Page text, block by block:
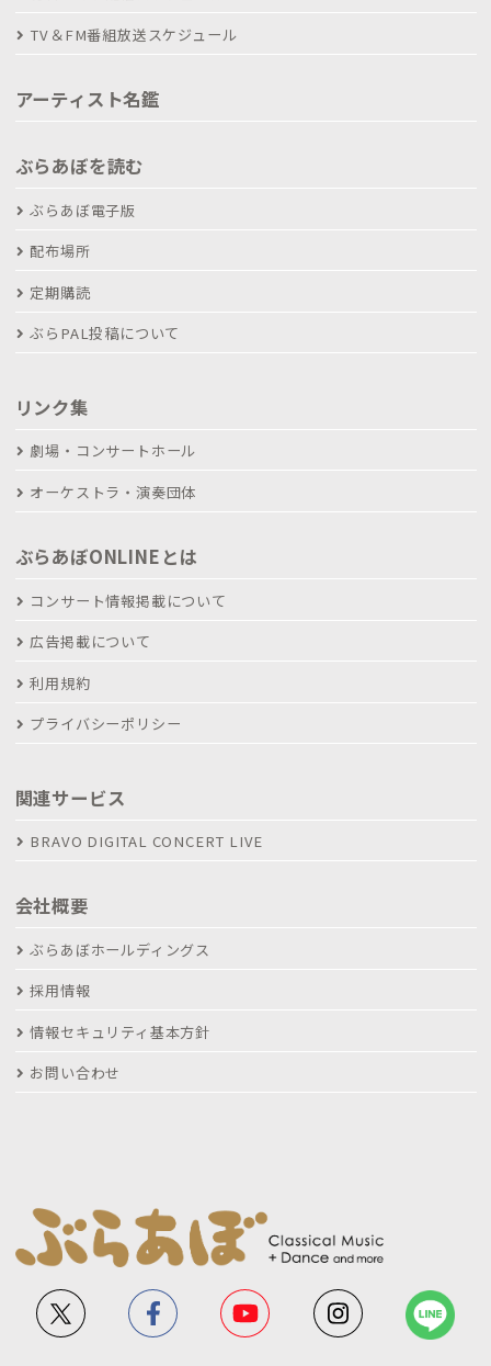
TV＆FM番組放送スケジュール
アーティスト名鑑
ぶらあぼを読む
ぶらあぼ電子版
配布場所
定期購読
ぶらPAL投稿について
リンク集
劇場・コンサートホール
オーケストラ・演奏団体
ぶらあぼONLINEとは
コンサート情報掲載について
広告掲載について
利用規約
プライバシーポリシー
関連サービス
BRAVO DIGITAL CONCERT LIVE
会社概要
ぶらあぼホールディングス
採用情報
情報セキュリティ基本方針
お問い合わせ